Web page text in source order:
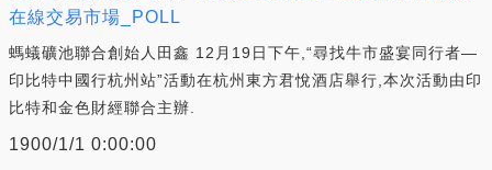
在線交易市場_POLL
螞蟻礦池聯合創始人田鑫 12月19日下午,“尋找牛市盛宴同行者—
印比特中國行杭州站”活動在杭州東方君悅酒店舉行,本次活動由印
比特和金色財經聯合主辦.
1900/1/1 0:00:00